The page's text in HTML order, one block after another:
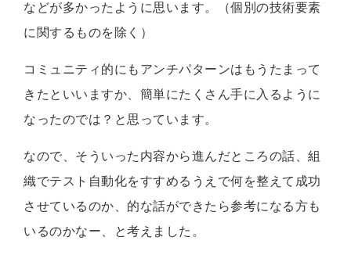
などが多かったように思います。（個別の技術要素
に関するものを除く）
コミュニティ的にもアンチパターンはもうたまって
きたといいますか、簡単にたくさん手に入るように
なったのでは？と思っています。
なので、そういった内容から進んだところの話、組
織でテスト自動化をすすめるうえで何を整えて成功
させているのか、的な話ができたら参考になる方も
いるのかなー、と考えました。